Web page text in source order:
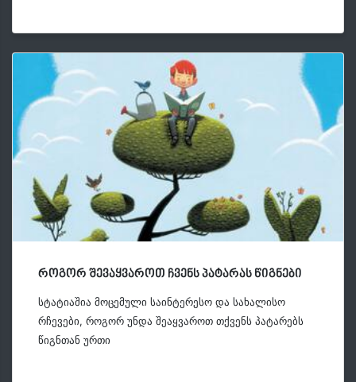
როგორ შევაყვაროთ ჩვენს პატარას წიგნები
სტატიაშია მოცემული საინტერესო და სახალისო
რჩევები, როგორ უნდა შეაყვაროთ თქვენს პატარებს
წიგნთან ურთი